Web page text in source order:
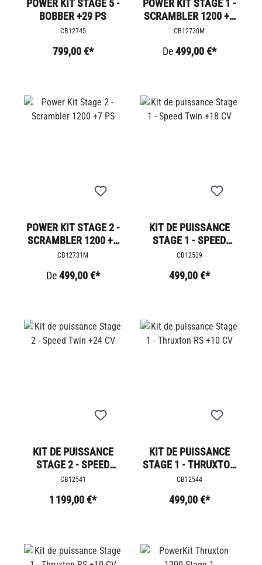
POWER KIT STAGE 5 -
BOBBER +29 PS
CB12745
799,00 €*
POWER KIT STAGE 1 -
SCRAMBLER 1200 +5
PS
CB12730M
De499,00 €*
POWER KIT STAGE 2 -
SCRAMBLER 1200 +7
PS
CB12731M
De499,00 €*
KIT DE PUISSANCE
STAGE 1 - SPEED
TWIN +18 CV
CB12539
499,00 €*
KIT DE PUISSANCE
STAGE 2 - SPEED
TWIN +24 CV
CB12541
1 199,00 €*
KIT DE PUISSANCE
STAGE 1 - THRUXTON
RS +10 CV
CB12544
499,00 €*